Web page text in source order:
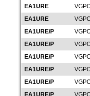
EA1URE
EA1URE
EA1URE/P
EA1URE/P
EA1URE/P
EA1URE/P
EA1URE/P
EA1URE/P